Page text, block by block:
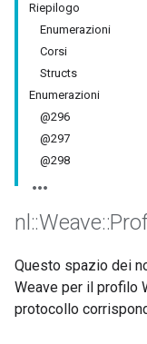
Riepilogo
Enumerazioni
Corsi
Structs
Enumerazioni
@296
@297
@298
nl ::Weave::
Questo spazio dei
Weave per il profilo
protocollo